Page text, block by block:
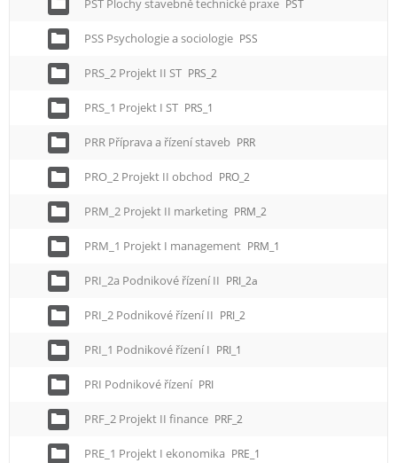
PST Plochy stavebně technické praxe PST
PSS Psychologie a sociologie PSS
PRS_2 Projekt II ST PRS_2
PRS_1 Projekt I ST PRS_1
PRR Příprava a řízení staveb PRR
PRO_2 Projekt II obchod PRO_2
PRM_2 Projekt II marketing PRM_2
PRM_1 Projekt I management PRM_1
PRI_2a Podnikové řízení II PRI_2a
PRI_2 Podnikové řízení II PRI_2
PRI_1 Podnikové řízení I PRI_1
PRI Podnikové řízení PRI
PRF_2 Projekt II finance PRF_2
PRE_1 Projekt I ekonomika PRE_1